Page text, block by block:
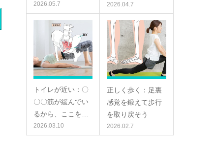
2026.05.7 2026.04.7
トイレが近い：〇
〇〇筋が緩んでい
るから、ここを…
2026.03.10
正しく歩く：足裏
感覚を鍛えて歩行
を取り戻そう
2026.02.7